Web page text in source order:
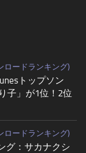
ロードランキング)
トップソン
子」が1位！2位
ロードランキング)
グ：サカナクシ